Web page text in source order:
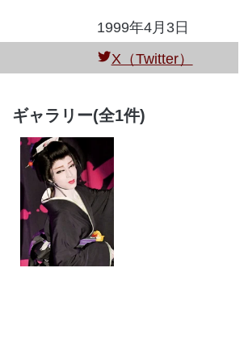
1999年4月3日
X（Twitter）
ギャラリー(全1件)